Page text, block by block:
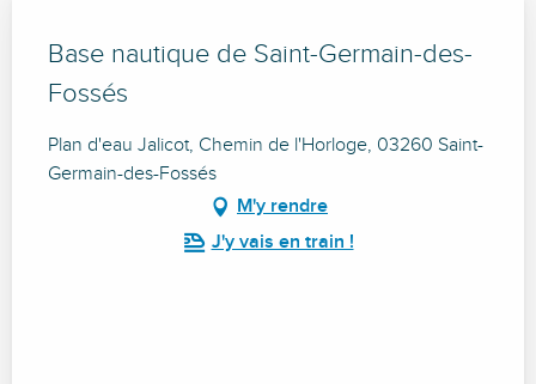
Base nautique de Saint-Germain-des-
Fossés
Plan d'eau Jalicot, Chemin de l'Horloge, 03260 Saint-
Germain-des-Fossés
M'y rendre
J'y vais en train !